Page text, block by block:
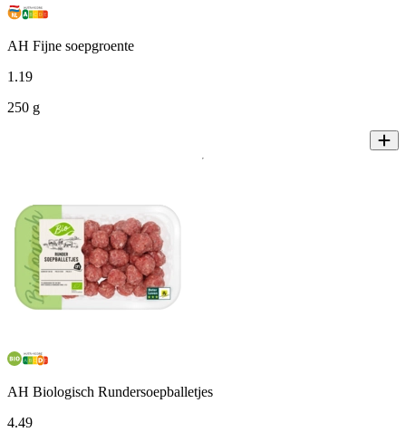
AH Fijne soepgroente
1 .19
250 g
AH Biologisch Rundersoepballetjes
4.49